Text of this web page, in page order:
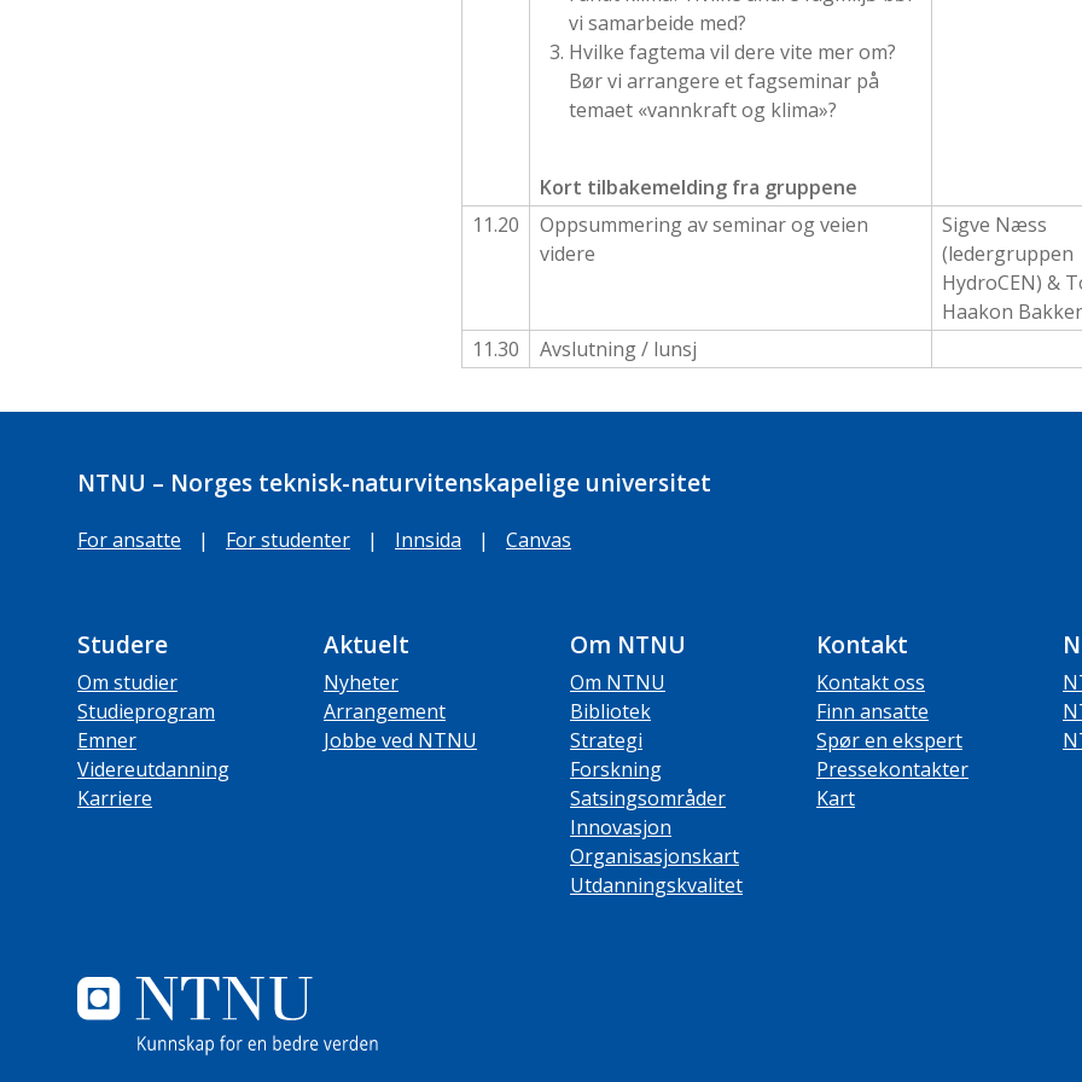
vi samarbeide med?
Hvilke fagtema vil dere vite mer om?
Bør vi arrangere et fagseminar på
temaet «vannkraft og klima»?
Kort tilbakemelding fra gruppene
11.20
Oppsummering av seminar og veien
videre
Sigve Næss
(ledergruppen
HydroCEN) &
Haakon
11.30
Avslutning / lunsj
NTNU – Norges teknisk-naturvitenskapelige universitet
For ansatte | For studenter | Innsida | Canvas
Studere
Om studier
Studieprogram
Emner
Videreutdanning
Karriere
Aktuelt
Nyheter
Arrangement
Jobbe ved NTNU
Om NTNU
Om NTNU
Bibliotek
Strategi
Forskning
Satsingsområder
Innovasjon
Organisasjonskart
Utdanningskvalitet
Kontakt
Kontakt oss
Finn ansatte
Spør en ekspert
Pressekontakter
Kart